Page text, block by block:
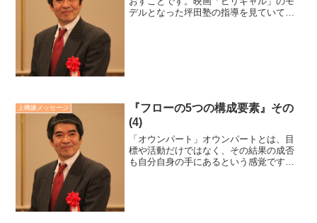
デルとなった坪田塾の指導を見ていて思
上機嫌メッセージ
『フローの5つの構成要素』その
(4)
「オウンパート」オウンパートとは、目
標や活動だけではなく、その結果の成否
も自分自身の手にあるという感覚です。